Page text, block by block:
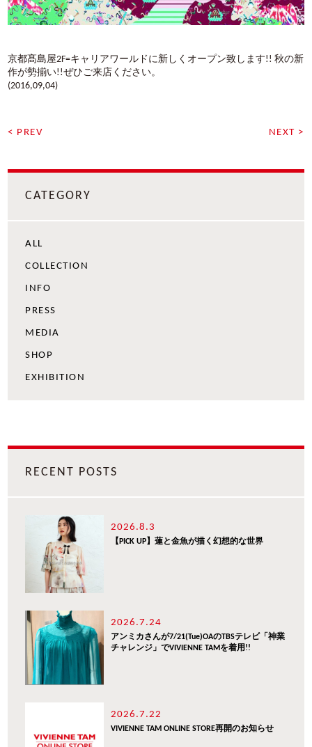
京都髙島屋2F=キャリアワールドに新しくオープン致します!! 秋の新
作が勢揃い!!ぜひご来店ください。
(2016,09,04)
< PREV NEXT >
CATEGORY
ALL
COLLECTION
INFO
PRESS
MEDIA
SHOP
EXHIBITION
RECENT POSTS
2026.8.3
【PICK UP】蓮と金魚が描く幻想的な世界
2026.7.24
アンミカさんが7/21(Tue)OAのTBSテレビ「神業
チャレンジ」でVIVIENNE TAMを着用!!
2026.7.22
VIVIENNE TAM ONLINE STORE再開のお知らせ